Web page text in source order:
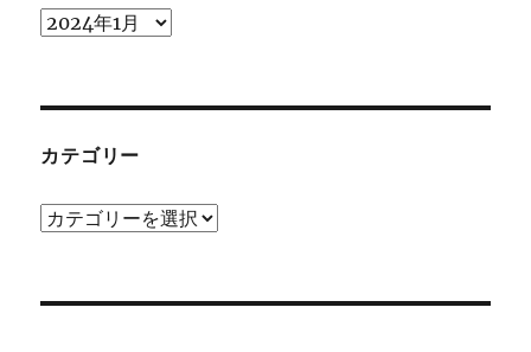
ア
ブ
カテゴリー
カ